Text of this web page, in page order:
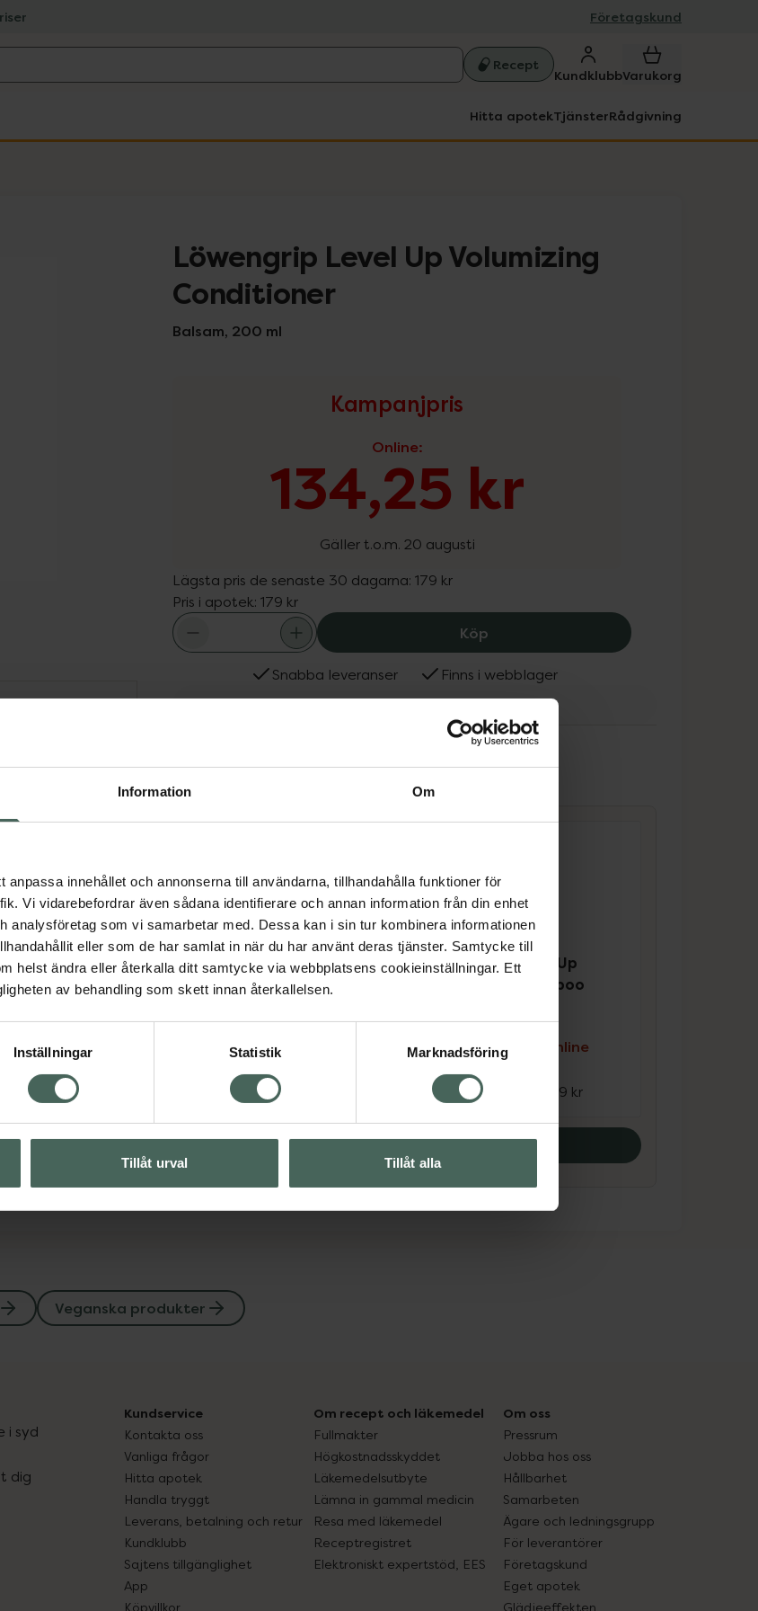
Information Om
anpassa innehållet och annonserna till användarna, tillhandahålla funktioner för
Vi vidarebefordrar även sådana identifierare och annan information från din enhet
analysföretag som vi samarbetar med. Dessa kan i sin tur kombinera informationen
eller som de har samlat in när du har använt deras tjänster. Samtycke till
helst ändra eller återkalla ditt samtycke via webbplatsens cookieinställningar. Ett
av behandling som skett innan återkallelsen.
Inställningar Statistik Marknadsföring
Tillåt urval Tillåt alla
Företagskund
Recept
KundklubbVarukorg
Hitta apotekTjänsterRådgivning
Löwengrip Level Up Volumizing
Conditioner
Balsam, 200 ml
Kampanjpris
Online:
134,25 kr
Gäller t.o.m. 20 augusti
Lägsta pris de senaste 30 dagarna: 179 kr
Pris i apotek: 179 kr
Köp Löwengrip Level Up Volumizing
Snabba leveranser Finns i webblager
Köps ofta tillsammans
4 av 5 i omdöme
Löwengrip Level Up
Volumizing Conditioner
Kampanjpris online
134,25 kr
Tidigare pris:
3.4 av 5 i omdöme
Löwengrip Level Up
Volumizing Shampoo
Kampanjpris online
Tidigare pris: 179 kr
Köp båda för:
Köp båda
Dölj
och
mot
att få tillbaka
Visa
Visa
Visa
Veganska produkter
i syd
dig
Kundservice
Kontakta oss
Vanliga frågor
Hitta apotek
Handla tryggt
Leverans, betalning och retur
Kundklubb
Sajtens tillgänglighet
App
Köpvillkor
Om recept och läkemedel
Fullmakter
Högkostnadsskyddet
Läkemedelsutbyte
Lämna in gammal medicin
Resa med läkemedel
Receptregistret
Elektroniskt expertstöd, EES
Om oss
Pressrum
Jobba hos oss
Hållbarhet
Samarbeten
Ägare och ledningsgrupp
För leverantörer
Företagskund
Eget apotek
Glädjeeffekten